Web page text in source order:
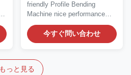
friendly Profile Bending
Machine nice performance
Profile Bending...
今すぐ問い合わせ
もっと見る